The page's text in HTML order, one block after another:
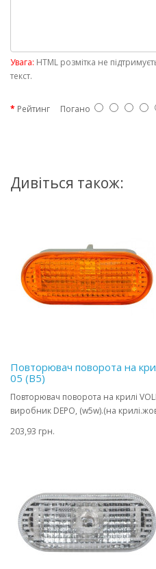
Увага: HTML розмітка не
текст.
Рейтинг Погано
Дивіться також:
Повторювач поворота на
05 (B5)
Повторювач поворота на крилі
виробник DEPO, (w5w).(на
203,93 грн.